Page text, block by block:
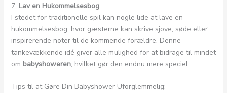
7. Lav en Hukommelsesbog
I stedet for traditionelle spil kan nogle lide at lave en
hukommelsesbog, hvor gæsterne kan skrive sjove, søde eller
inspirerende noter til de kommende forældre. Denne
tankevækkende idé giver alle mulighed for at bidrage til mindet
om babyshoweren, hvilket gør den endnu mere speciel.
Tips til at Gøre Din Babyshower Uforglemmelig: